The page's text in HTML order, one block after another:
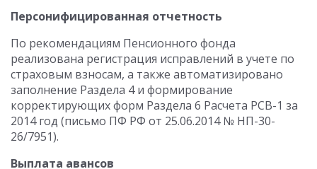
Персонифицированная отчетность
По рекомендациям Пенсионного фонда
реализована регистрация исправлений в учете по
страховым взносам, а также автоматизировано
заполнение Раздела 4 и формирование
корректирующих форм Раздела 6 Расчета РСВ-1 за
2014 год (письмо ПФ РФ от 25.06.2014 № НП-30-
26/7951).
Выплата авансов